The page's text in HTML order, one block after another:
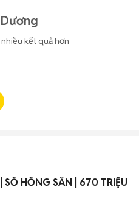
kết quả hơn
HỒNG SẴN | 670 TRIỆU